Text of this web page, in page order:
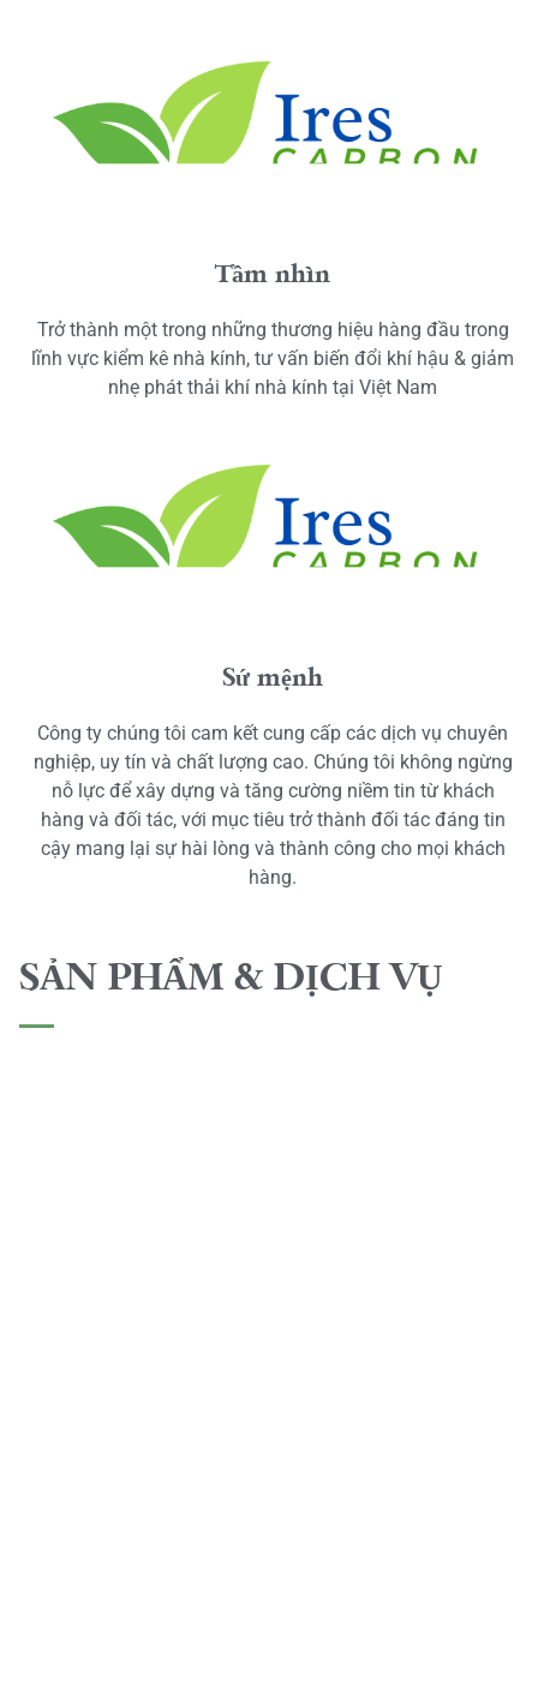
Tầm nhìn
Trở thành một trong những thương hiệu hàng đầu trong
lĩnh vực kiểm kê nhà kính, tư vấn biến đổi khí hậu & giảm
nhẹ phát thải khí nhà kính tại Việt Nam
Sứ mệnh
Công ty chúng tôi cam kết cung cấp các dịch vụ chuyên
nghiệp, uy tín và chất lượng cao. Chúng tôi không ngừng
nỗ lực để xây dựng và tăng cường niềm tin từ khách
hàng và đối tác, với mục tiêu trở thành đối tác đáng tin
cậy mang lại sự hài lòng và thành công cho mọi khách
hàng.
SẢN PHẨM & DỊCH VỤ